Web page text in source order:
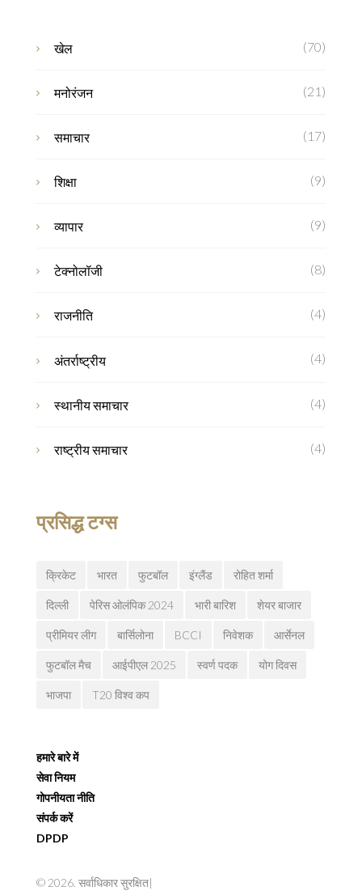
खेल (70)
मनोरंजन (21)
समाचार (17)
शिक्षा (9)
व्यापार (9)
टेक्नोलॉजी (8)
राजनीति (4)
अंतर्राष्ट्रीय (4)
स्थानीय समाचार (4)
राष्ट्रीय समाचार (4)
प्रसिद्ध टग्स
क्रिकेट भारत फुटबॉल इंग्लैंड रोहित शर्मा
दिल्ली पेरिस ओलंपिक 2024 भारी बारिश शेयर बाजार
प्रीमियर लीग बार्सिलोना BCCI निवेशक आर्सेनल
फुटबॉल मैच आईपीएल 2025 स्वर्ण पदक योग दिवस
भाजपा T20 विश्व कप
हमारे बारे में
सेवा नियम
गोपनीयता नीति
संपर्क करें
DPDP
© 2026. सर्वाधिकार सुरक्षित|